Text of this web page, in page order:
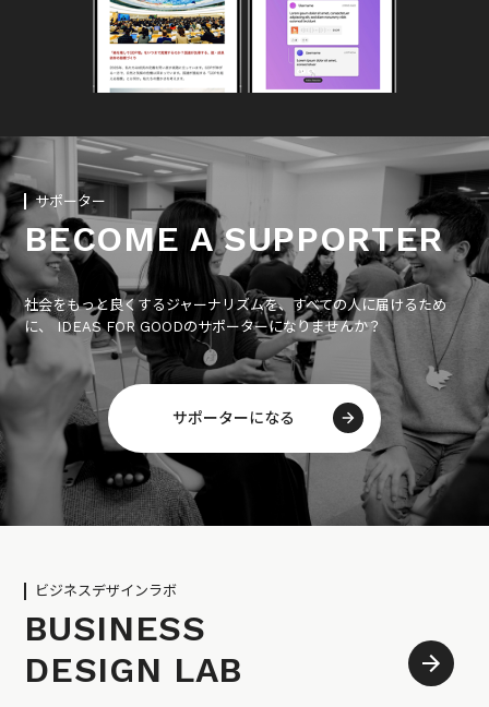
サポーター
BECOME A SUPPORTER
社会をもっと良くするジャーナリズムを、すべての人に届けるため
に、 IDEAS FOR GOODのサポーターになりませんか？
サポーターになる
ビジネスデザインラボ
BUSINESS
DESIGN LAB